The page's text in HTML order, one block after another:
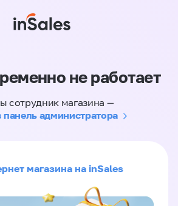
не работает
сотрудник магазина —
панель администратора
магазина на inSales